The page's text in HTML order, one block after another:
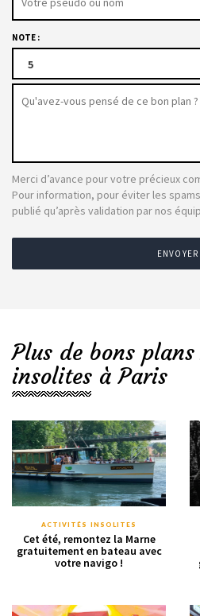
NOTE :
5
Merci d’avance pour votre précieux
Pour information, pour éviter les
publié qu’après validation par nos
ENVOYER
Plus de bons
insolites à Paris
ACTIVITÉS INSOLITES
Cet été, remontez la Marne
gratuitement en bateau avec
votre navigo !